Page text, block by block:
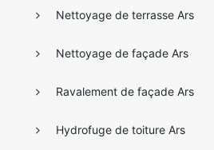
Nettoyage de terrasse Ars
Nettoyage de façade Ars
Ravalement de façade Ars
Hydrofuge de toiture Ars